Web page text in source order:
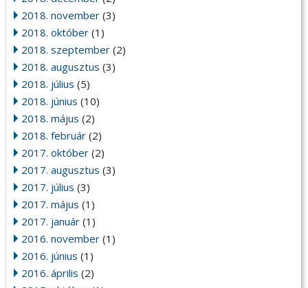
2018. november (3)
2018. október (1)
2018. szeptember (2)
2018. augusztus (3)
2018. július (5)
2018. június (10)
2018. május (2)
2018. február (2)
2017. október (2)
2017. augusztus (3)
2017. július (3)
2017. május (1)
2017. január (1)
2016. november (1)
2016. június (1)
2016. április (2)